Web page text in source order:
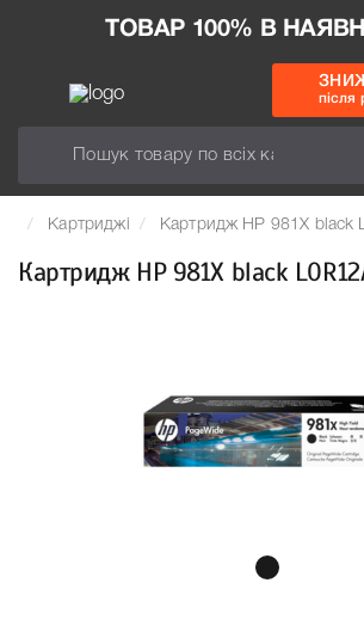
ТОВАР 100% В
після
Картриджі Картридж HP 981X black
Картридж HP 981X black